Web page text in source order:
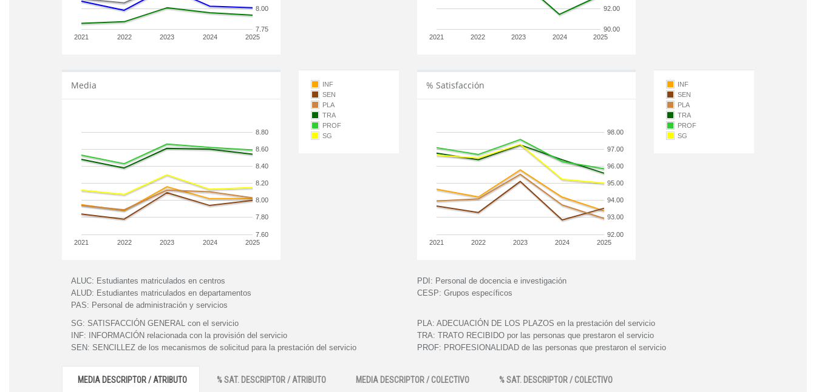
2021 2022 2023 2024 2025
7.75
8.00
2021 2022 2023 2024 2025
90.00
92.00
Media
2021 2022 2023 2024 2025
7.60
7.80
8.00
8.20
8.40
8.60
8.80
INF
SEN
PLA
TRA
PROF
SG
% Satisfacción
2021 2022 2023 2024 2025
92.00
93.00
94.00
95.00
96.00
97.00
98.00
INF
SEN
PLA
TRA
PROF
SG
ALUC: Estudiantes matriculados en centros
ALUD: Estudiantes matriculados en departamentos
PAS: Personal de administración y servicios
PDI: Personal de docencia e investigación
CESP: Grupos específicos
SG: SATISFACCIÓN GENERAL con el servicio
INF:
INFORMACIÓN relacionada con la provisión del servicio
SEN: SENCILLEZ de los mecanismos de solicitud para la prestación del servicio
PLA: ADECUACIÓN DE LOS PLAZOS en la prestación del servicio
TRA: TRATO RECIBIDO por las personas que prestaron el servicio
PROF: PROFESIONALIDAD de las personas que prestaron el servicio
MEDIA DESCRIPTOR / ATRIBUTO % SAT. DESCRIPTOR / ATRIBUTO MEDIA DESCRIPTOR / COLECTIVO % SAT. DESCRIPTOR / COLECTIVO